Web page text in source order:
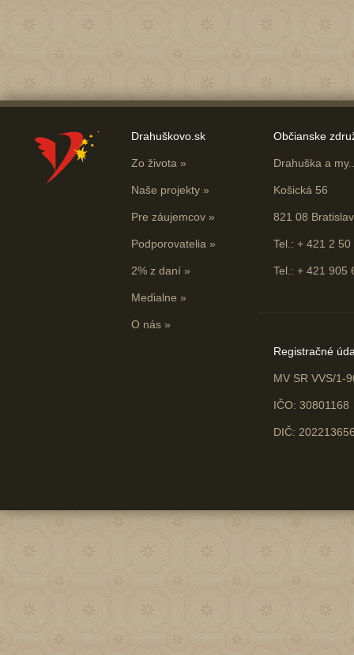
Drahuškovo.sk
Zo života »
Naše projekty »
Pre záujemcov »
Podporovatelia »
2% z daní »
Medialne »
O nás »
Občianske
Drahuška a
Košická 56
821 08
Tel.: + 421 2
Tel.: + 421 905
Registračné
MV SR VVS/1-
IČO: 30801168
DIČ: